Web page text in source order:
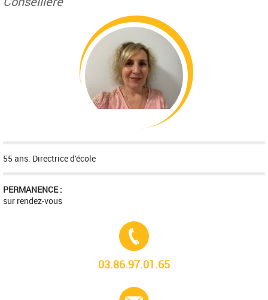
55 ans. Directrice d'école
PERMANENCE :
sur rendez-vous
03.86.97.01.65